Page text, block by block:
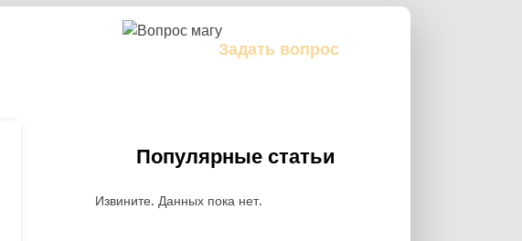
сайте
Задать вопрос
Популярные статьи
Извините. Данных пока нет.